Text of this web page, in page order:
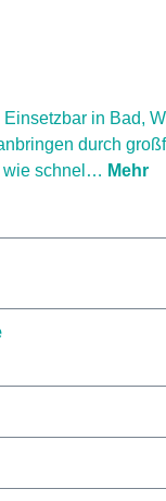
in Bad,
durch
wie schnel… Mehr